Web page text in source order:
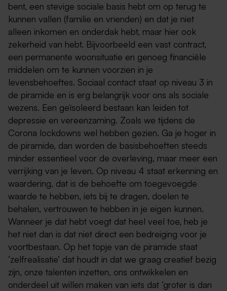
bent, een stevige sociale basis hebt om op terug te
kunnen vallen (familie en vrienden) en dat je niet
alleen inkomen en onderdak hebt, maar hier ook
zekerheid van hebt. Bijvoorbeeld een vast contract,
een permanente woonsituatie en genoeg financiële
middelen om te kunnen voorzien in je
levensbehoeftes. Sociaal contact staat op niveau 3 in
de piramide en is erg belangrijk voor ons als sociale
wezens. Een geïsoleerd bestaan kan leiden tot
depressie en vereenzaming. Zoals we tijdens de
Corona lockdowns wel hebben gezien. Ga je hoger in
de piramide, dan worden de basisbehoeften steeds
minder essentieel voor de overleving, maar meer een
verrijking van je leven. Op niveau 4 staat erkenning en
waardering, dat is de behoefte om toegevoegde
waarde te hebben, iets bij te dragen, doelen te
behalen, vertrouwen te hebben in je eigen kunnen.
Wanneer je dat hebt voegt dat heel veel toe, heb je
het niet dan is dat niet direct een bedreiging voor je
voortbestaan. Op het topje van de piramide staat
‘zelfrealisatie’ dat houdt in dat we graag creatief bezig
zijn, onze talenten inzetten, ons ontwikkelen en
onderdeel uit willen maken van iets dat ‘groter is dan